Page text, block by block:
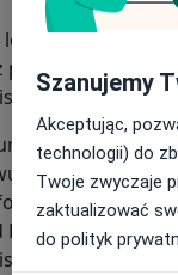
lekarzem
w wielu
dr.
Szanujemy
Akceptując,
technologii) do
Twoje zwyczaje
zaktualizować
do polityk